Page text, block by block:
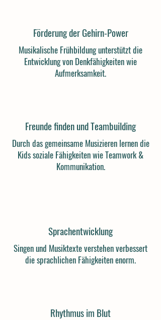
Förderung der Gehirn-Power
Musikalische Frühbildung unterstützt die
Entwicklung von Denkfähigkeiten wie
Aufmerksamkeit.
Freunde finden und Teambuilding
Durch das gemeinsame Musizieren lernen die
Kids soziale Fähigkeiten wie Teamwork &
Kommunikation.
Sprachentwicklung
Singen und Musiktexte verstehen verbessert
die sprachlichen Fähigkeiten enorm.
Rhythmus im Blut